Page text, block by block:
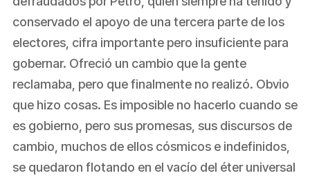
conservado el apoyo de una tercera parte de los
electores, cifra importante pero insuficiente para
gobernar. Ofreció un cambio que la gente
reclamaba, pero que finalmente no realizó. Obvio
que hizo cosas. Es imposible no hacerlo cuando se
es gobierno, pero sus promesas, sus discursos de
cambio, muchos de ellos cósmicos e indefinidos,
se quedaron flotando en el vacío del éter universal